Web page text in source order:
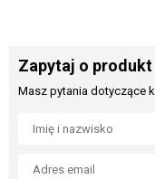
Zapytaj o produkt
Masz pytania dotyczące